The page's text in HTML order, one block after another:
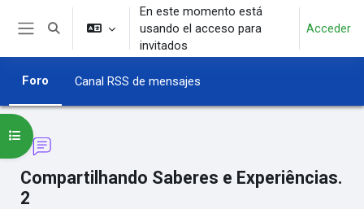
Salta al contenido principal
Selector de búsqueda de entrada
En este momento está
usando el acceso para
invitados
Acceder
Foro Canal RSS de mensajes
Compartilhando Saberes e Experiências.
2
Abrir índice del curso